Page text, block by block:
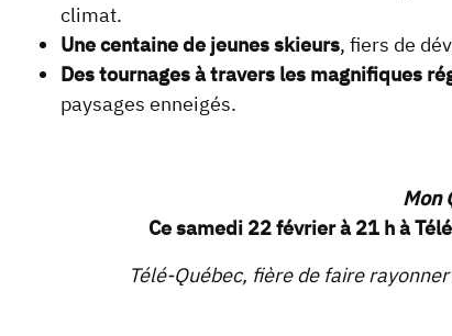
climat.
Une centaine de jeunes skieurs, fiers de
Des tournages à travers les magnifiques
paysages enneigés.
Mon
Ce samedi 22 février à 21 h à
Télé-Québec, fière de faire